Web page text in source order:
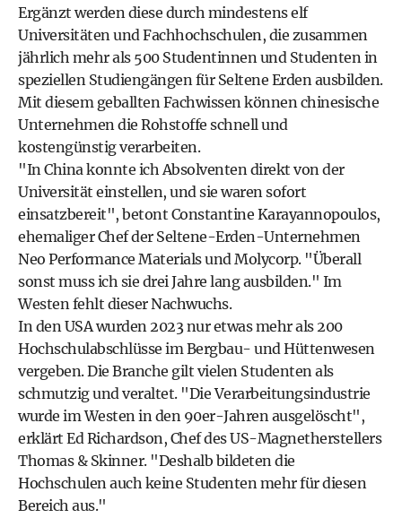
Ergänzt werden diese durch mindestens elf
Universitäten und Fachhochschulen, die zusammen
jährlich mehr als 500 Studentinnen und Studenten in
speziellen Studiengängen für Seltene Erden ausbilden.
Mit diesem geballten Fachwissen können chinesische
Unternehmen die Rohstoffe schnell und
kostengünstig verarbeiten.
"In China konnte ich Absolventen direkt von der
Universität einstellen, und sie waren sofort
einsatzbereit", betont Constantine Karayannopoulos,
ehemaliger Chef der Seltene-Erden-Unternehmen
Neo Performance Materials und Molycorp. "Überall
sonst muss ich sie drei Jahre lang ausbilden." Im
Westen fehlt dieser Nachwuchs.
In den USA wurden 2023 nur etwas mehr als 200
Hochschulabschlüsse im Bergbau- und Hüttenwesen
vergeben. Die Branche gilt vielen Studenten als
schmutzig und veraltet. "Die Verarbeitungsindustrie
wurde im Westen in den 90er-Jahren ausgelöscht",
erklärt Ed Richardson, Chef des US-Magnetherstellers
Thomas & Skinner. "Deshalb bildeten die
Hochschulen auch keine Studenten mehr für diesen
Bereich aus."